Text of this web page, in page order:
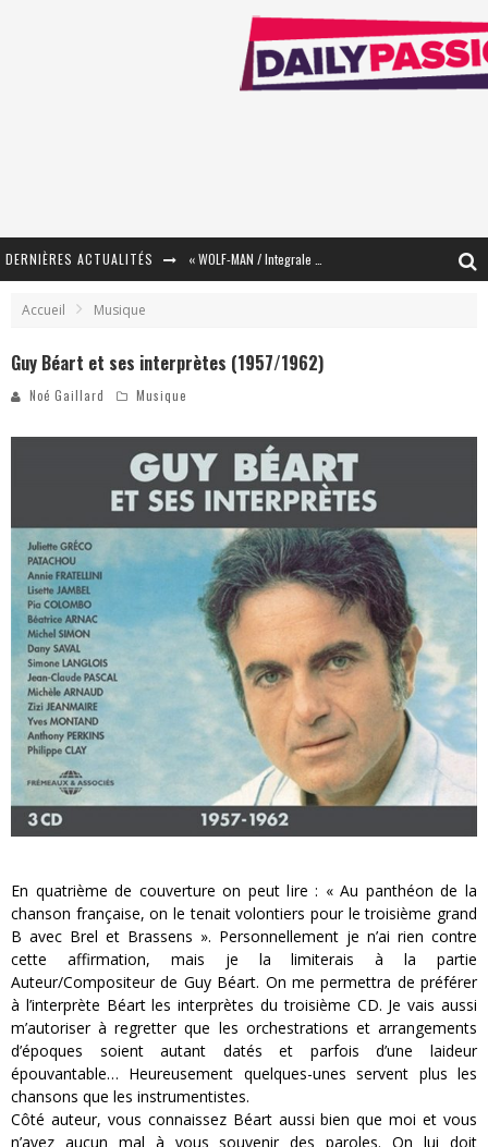
DERNIÈRES ACTUALITÉS
Star Fox
PsyRiver 2026 : la magie revient sur les rives de l’Aar
« Dr Wertham / L’homme qui étudia les tueurs en série » - Un Métier à Risque !
Assassin's Creed Black Flag Resynced
« Le Vent dand les Saules » - Une Belle Histoire !
Yoshi and the mysterious book
Accueil Musique
Guy Béart et ses interprètes (1957/1962)
Noé Gaillard Musique
En quatrième de couverture on peut lire : « Au panthéon de la
chanson française, on le tenait volontiers pour le troisième grand
B avec Brel et Brassens ». Personnellement je n’ai rien contre
cette affirmation, mais je la limiterais à la partie
Auteur/Compositeur de Guy Béart. On me permettra de préférer
à l’interprète Béart les interprètes du troisième CD. Je vais aussi
m’autoriser à regretter que les orchestrations et arrangements
d’époques soient autant datés et parfois d’une laideur
épouvantable… Heureusement quelques-unes servent plus les
chansons que les instrumentistes.
Côté auteur, vous connaissez Béart aussi bien que moi et vous
n’avez aucun mal à vous souvenir des paroles. On lui doit